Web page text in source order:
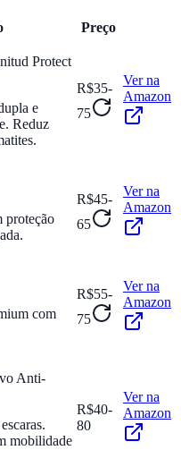
Preço
Protect
e
Reduz
R$35-
75
Ver na
Amazon
proteção
R$45-
65
Ver na
Amazon
com
R$55-
75
Ver na
Amazon
Anti-
mobilidade
R$40-
80
Ver na
Amazon